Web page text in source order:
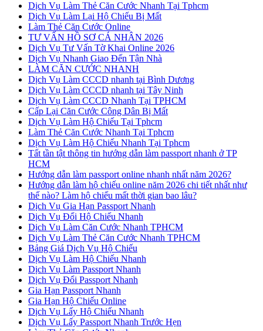
Dịch Vụ Làm Thẻ Căn Cước Nhanh Tại Tphcm
Dịch Vụ Làm Lại Hộ Chiếu Bị Mất
Làm Thẻ Căn Cước Online
TƯ VẤN HỒ SƠ CÁ NHÂN 2026
Dịch Vụ Tư Vấn Tờ Khai Online 2026
Dịch Vụ Nhanh Giao Đến Tận Nhà
LÀM CĂN CƯỚC NHANH
Dịch Vụ Làm CCCD nhanh tại Bình Dương
Dịch Vụ Làm CCCD nhanh tại Tây Ninh
Dịch Vụ Làm CCCD Nhanh Tại TPHCM
Cấp Lại Căn Cước Công Dân Bị Mất
Dịch Vụ Làm Hộ Chiếu Tại Tphcm
Làm Thẻ Căn Cước Nhanh Tại Tphcm
Dịch Vụ Làm Hộ Chiếu Nhanh Tại Tphcm
Tất tần tật thông tin hướng dẫn làm passport nhanh ở TP
HCM
Hướng dẫn làm passport online nhanh nhất năm 2026?
Hướng dẫn làm hộ chiếu online năm 2026 chi tiết nhất như
thế nào? Làm hộ chiếu mất thời gian bao lâu?
Dịch Vụ Gia Hạn Passport Nhanh
Dịch Vụ Đổi Hộ Chiếu Nhanh
Dịch Vụ Làm Căn Cước Nhanh TPHCM
Dịch Vụ Làm Thẻ Căn Cước Nhanh TPHCM
Bảng Giá Dịch Vụ Hộ Chiếu
Dịch Vụ Làm Hộ Chiếu Nhanh
Dịch Vụ Làm Passport Nhanh
Dịch Vụ Đổi Passport Nhanh
Gia Hạn Passport Nhanh
Gia Hạn Hộ Chiếu Online
Dịch Vụ Lấy Hộ Chiếu Nhanh
Dịch Vụ Lấy Passport Nhanh Trước Hẹn